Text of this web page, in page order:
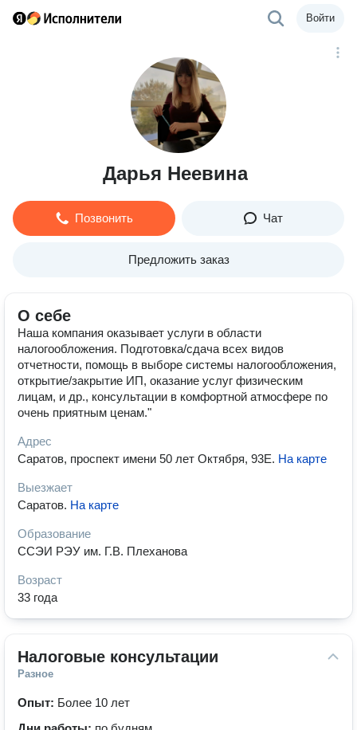
Войти
Дарья Неевина
Позвонить Чат
Предложить заказ
О себе
Наша компания оказывает услуги в области
налогообложения. Подготовка/сдача всех видов
отчетности, помощь в выборе системы налогообложения,
открытие/закрытие ИП, оказание услуг физическим
лицам, и др., консультации в комфортной атмосфере по
очень приятным ценам."
Адрес
Саратов, проспект имени 50 лет Октября, 93Е. На карте
Выезжает
Саратов. На карте
Образование
ССЭИ РЭУ им. Г.В. Плеханова
Возраст
33 года
Налоговые консультации
Разное
Опыт: Более 10 лет